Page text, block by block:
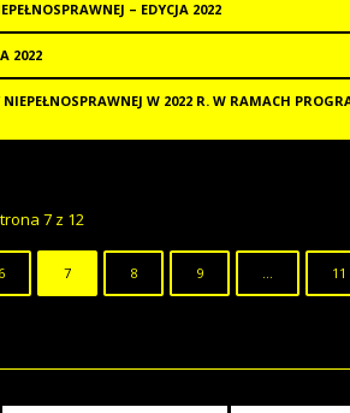
– EDYCJA 2022
2022
W 2022 R. W RAMACH
7 z 12
6 7 8 9 ... 11